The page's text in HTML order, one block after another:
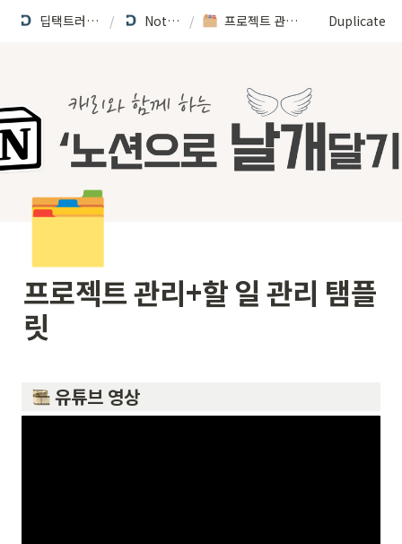
딥택트러닝을 소개합니다 / Notion School / 프로젝트 관리+할 일 관리 탬플릿 Duplicate
🗂️
프로젝트 관리+할 일 관리 탬플
릿
유튜브 영상